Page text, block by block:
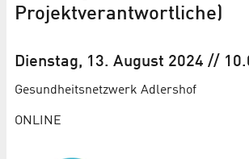
Projektverantwortliche)
Dienstag, 13. August 2024 //
Gesundheits­netzwerk Adlershof
ONLINE